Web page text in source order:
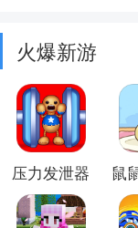
火爆新游
压力发泄器